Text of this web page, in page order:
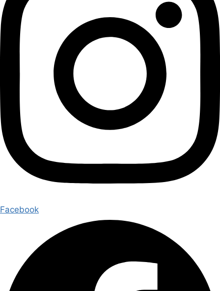
Facebook